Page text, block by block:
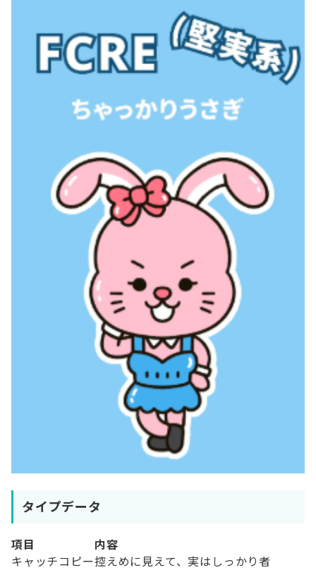
タイプデータ
項目
内容
キャッチコピー控えめに見えて、実はしっかり者